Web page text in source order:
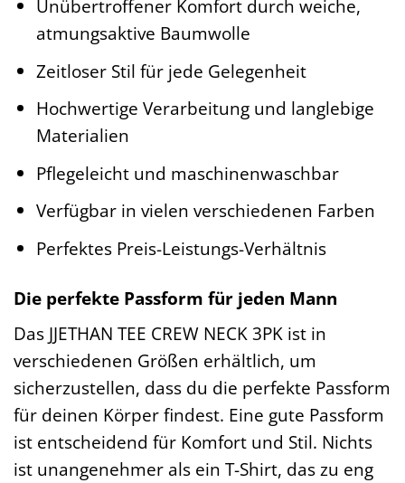
Unübertroffener Komfort durch weiche,
atmungsaktive Baumwolle
Zeitloser Stil für jede Gelegenheit
Hochwertige Verarbeitung und langlebige
Materialien
Pflegeleicht und maschinenwaschbar
Verfügbar in vielen verschiedenen Farben
Perfektes Preis-Leistungs-Verhältnis
Die perfekte Passform für jeden Mann
Das JJETHAN TEE CREW NECK 3PK ist in
verschiedenen Größen erhältlich, um
sicherzustellen, dass du die perfekte Passform
für deinen Körper findest. Eine gute Passform
ist entscheidend für Komfort und Stil. Nichts
ist unangenehmer als ein T-Shirt, das zu eng